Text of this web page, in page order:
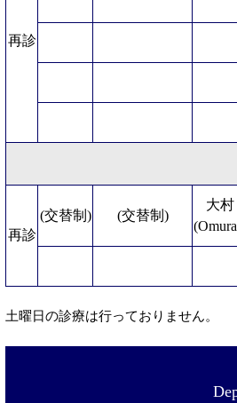
再診
再診
(交替制) (交替制)
大
土曜日の診療は行っておりません。